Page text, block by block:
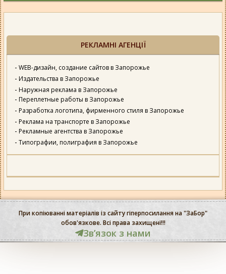
РЕКЛАМНІ АГЕНЦІЇ
WEB-дизайн, создание сайтов в Запорожье
Издательства в Запорожье
Наружная реклама в Запорожье
Переплетные работы в Запорожье
Разработка логотипа, фирменного стиля в Запорожье
Реклама на транспорте в Запорожье
Рекламные агентства в Запорожье
Типографии, полиграфия в Запорожье
При копіюванні матеріалів із сайту гіперпосилання на "ЗаБор"
обов'язкове. Всі права захищені!!!
Звʼязок з нами